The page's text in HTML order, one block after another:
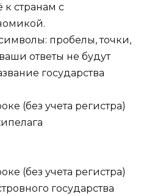
к странам с
пробелы, точки,
ответы не будут
государства
(без учета регистра)
(без учета регистра)
государства